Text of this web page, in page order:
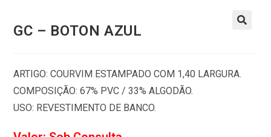
GC – BOTON AZUL
ARTIGO: COURVIM ESTAMPADO COM 1,40 LARGURA.
COMPOSIÇÃO: 67% PVC / 33% ALGODÃO.
USO: REVESTIMENTO DE BANCO.